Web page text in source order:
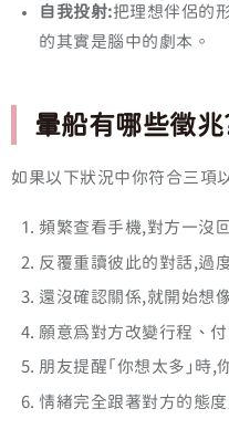
自我投射:把理想伴侶的
的其實是腦中的劇本。
暈船有哪些徵
如果以下狀況中你符合三項
頻繁查看手機,對方一沒
反覆重讀彼此的對話,過
還沒確認關係,就開始想
願意為對方改變行程、
朋友提醒「你想太多」時
情緒完全跟著對方的態